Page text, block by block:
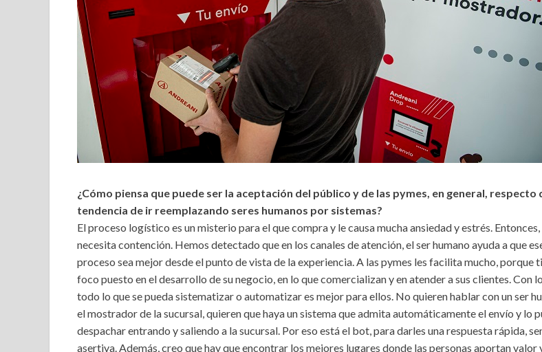
¿Cómo piensa que puede ser la aceptación del público y de las pymes, en general, respecto
tendencia de ir reemplazando seres humanos por sistemas?
El proceso logístico es un misterio para el que compra y le causa mucha ansiedad y estrés. Entonces,
necesita contención. Hemos detectado que en los canales de atención, el ser humano ayuda a que
proceso sea mejor desde el punto de vista de la experiencia. A las pymes les facilita mucho, porque
foco puesto en el desarrollo de su negocio, en lo que comercializan y en atender a sus clientes. Con
todo lo que se pueda sistematizar o automatizar es mejor para ellos. No quieren hablar con un ser
el mostrador de la sucursal, quieren que haya un sistema que admita automáticamente el envío y lo
despachar entrando y saliendo a la sucursal. Por eso está el bot, para darles una respuesta rápida,
asertiva. Además, creo que hay que encontrar los mejores lugares donde las personas aportan valor